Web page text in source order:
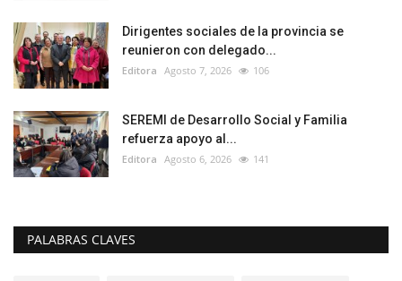
Dirigentes sociales de la provincia se
reunieron con delegado...
Editora Agosto 7, 2026 106
SEREMI de Desarrollo Social y Familia
refuerza apoyo al...
Editora Agosto 6, 2026 141
PALABRAS CLAVES